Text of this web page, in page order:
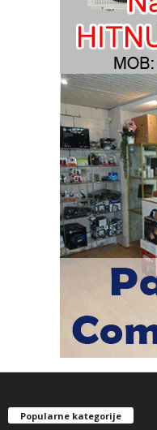
Popularne kategorije